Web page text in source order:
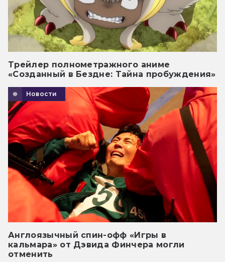
Трейлер полнометражного аниме
«Созданный в Бездне: Тайна пробуждения»
Новости
Англоязычный спин-офф «Игры в
кальмара» от Дэвида Финчера могли
отменить